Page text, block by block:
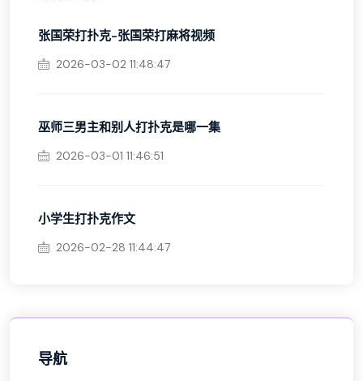
张国荣打扑克-张国荣打麻将视频
2026-03-02 11:48:47
巫师三男主和别人打扑克是哪一集
2026-03-01 11:46:51
小学生打扑克作文
2026-02-28 11:44:47
导航